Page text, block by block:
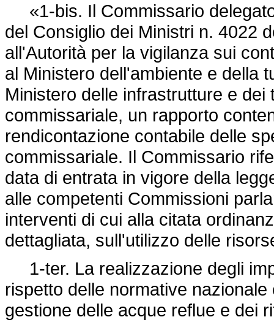
«1-bis. Il Commissario
del Consiglio dei Ministri n. 4022
all'Autorità per la vigilanza sui
al Ministero dell'ambiente e della
Ministero delle infrastrutture e
commissariale, un rapporto
rendicontazione contabile delle
commissariale. Il Commissario
data di entrata in vigore della
alle competenti Commissioni
interventi di cui alla citata
dettagliata, sull'utilizzo delle
1-ter. La realizzazione degli
rispetto delle normative
gestione delle acque reflue e dei